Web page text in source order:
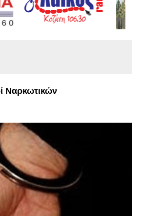
Ναρκωτικών